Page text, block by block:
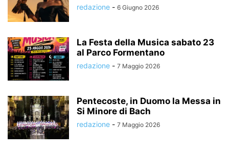
redazione - 6 Giugno 2026
La Festa della Musica sabato 23
al Parco Formentano
redazione - 7 Maggio 2026
Pentecoste, in Duomo la Messa in
Si Minore di Bach
redazione - 7 Maggio 2026